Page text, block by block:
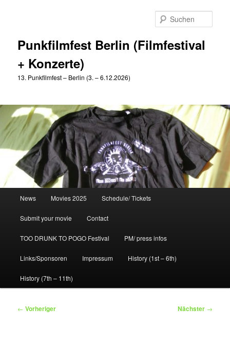
Punkfilmfest Berlin (Filmfestival
+ Konzerte)
13. Punkfilmfest – Berlin (3. – 6.12.2026)
News Movies 2025 Schedule/ Tickets
Submit your movie Contact
TOO DRUNK TO POGO Festival PM/ press infos
Links/Sponsoren Impressum History (1st – 6th)
History (7th – 11th)
Beitragsnavigation
← Vorheriger Nächster →